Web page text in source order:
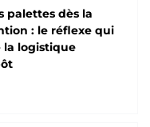
palettes dès la
: le réflexe qui
la logistique